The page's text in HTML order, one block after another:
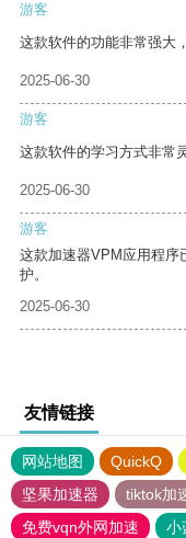
游客
这款软件的功能非常强大
2025-06-30
游客
这款软件的学习方式非常
2025-06-30
游客
这款加速器VPM应用程序
护。
2025-06-30
友情链接
网站地图 QuickQ
坚果加速器
tiktok加
免费vqn外网加速
小